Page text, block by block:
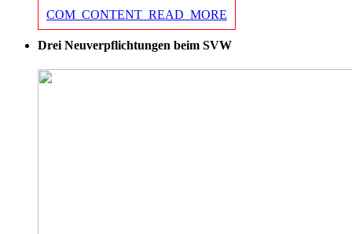
COM_CONTENT_READ_MORE
Drei Neuverpflichtungen beim SVW